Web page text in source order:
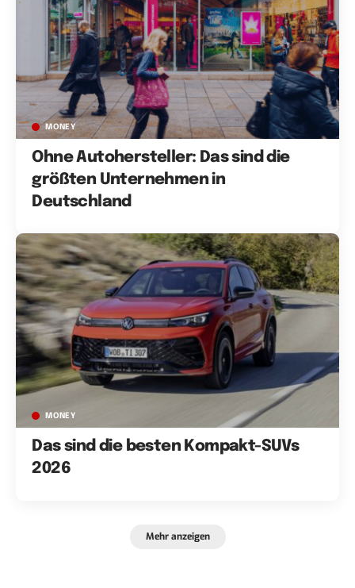
MONEY
Ohne Autohersteller: Das sind die
größten Unternehmen in
Deutschland
MONEY
Das sind die besten Kompakt-SUVs
2026
Mehr anzeigen